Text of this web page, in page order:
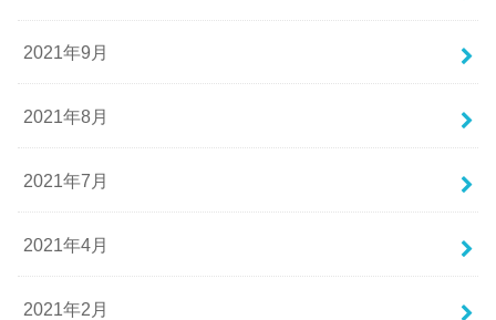
2021年9月
2021年8月
2021年7月
2021年4月
2021年2月